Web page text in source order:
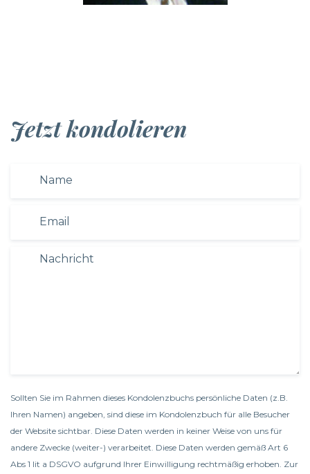
Jetzt kondolieren
Sollten Sie im Rahmen dieses Kondolenzbuchs persönliche Daten (z.B.
Ihren Namen) angeben, sind diese im Kondolenzbuch für alle Besucher
der Website sichtbar. Diese Daten werden in keiner Weise von uns für
andere Zwecke (weiter-) verarbeitet. Diese Daten werden gemäß Art 6
Abs 1 lit a DSGVO aufgrund Ihrer Einwilligung rechtmäßig erhoben. Zur